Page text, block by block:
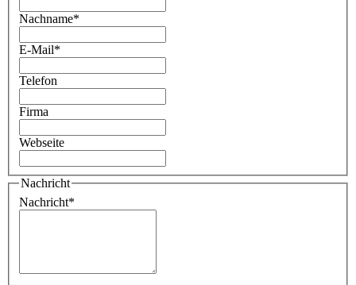
Nachname*
E-Mail*
Telefon
Firma
Webseite
Nachricht
Nachricht*